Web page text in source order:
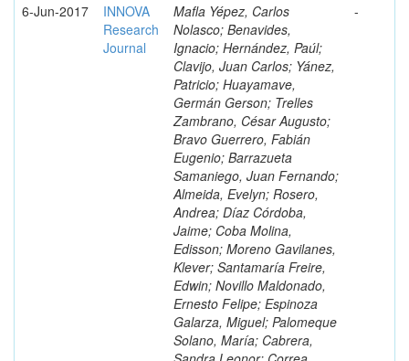
6-Jun-2017
INNOVA
Research
Journal
Mafla Yépez, Carlos
Nolasco; Benavides,
Ignacio; Hernández, Paúl;
Clavijo, Juan Carlos; Yánez,
Patricio; Huayamave,
Germán Gerson; Trelles
Zambrano, César Augusto;
Bravo Guerrero, Fabián
Eugenio; Barrazueta
Samaniego, Juan Fernando;
Almeida, Evelyn; Rosero,
Andrea; Díaz Córdoba,
Jaime; Coba Molina,
Edisson; Moreno Gavilanes,
Klever; Santamaría Freire,
Edwin; Novillo Maldonado,
Ernesto Felipe; Espinoza
Galarza, Miguel; Palomeque
Solano, María; Cabrera,
-